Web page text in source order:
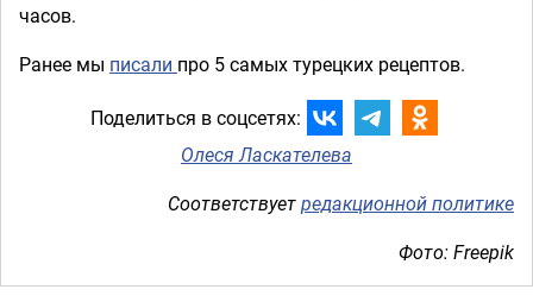
часов.
Ранее мы писали про 5 самых турецких рецептов.
Поделиться в соцсетях:
Олеся Ласкателева
Соответствуетредакционной политике
Фото: Freepik